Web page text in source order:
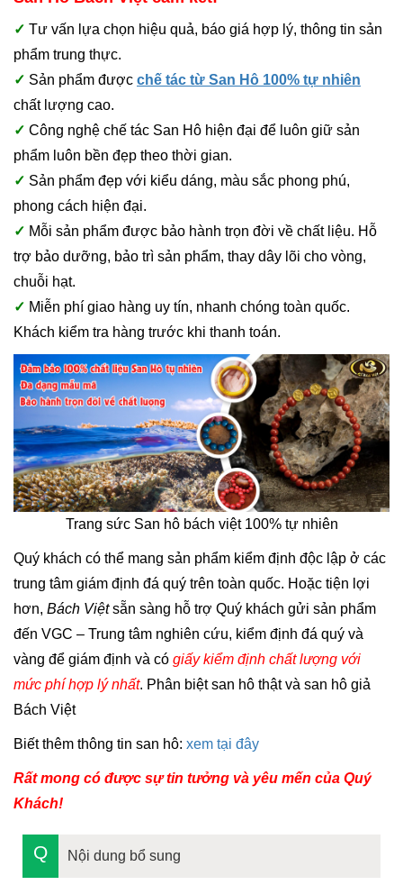
✓ Tư vấn lựa chọn hiệu quả, báo giá hợp lý, thông tin sản
phẩm trung thực.
✓ Sản phẩm được chế tác từ San Hô 100% tự nhiên
chất lượng cao.
✓ Công nghệ chế tác San Hô hiện đại để luôn giữ sản
phẩm luôn bền đẹp theo thời gian.
✓ Sản phẩm đẹp với kiểu dáng, màu sắc phong phú,
phong cách hiện đại.
✓ Mỗi sản phẩm được bảo hành trọn đời về chất liệu. Hỗ
trợ bảo dưỡng, bảo trì sản phẩm, thay dây lõi cho vòng,
chuỗi hạt.
✓ Miễn phí giao hàng uy tín, nhanh chóng toàn quốc.
Khách kiểm tra hàng trước khi thanh toán.
Trang sức San hô bách việt 100% tự nhiên
Quý khách có thể mang sản phẩm kiểm định độc lập ở các
trung tâm giám định đá quý trên toàn quốc. Hoặc tiện lợi
hơn, Bách Việtsẵn sàng hỗ trợ Quý khách gửi sản phẩm
đến VGC – Trung tâm nghiên cứu, kiểm định đá quý và
vàng để giám định và có giấy kiểm định chất lượng với
mức phí hợp lý nhất. Phân biệt san hô thật và san hô giả
Bách Việt
Biết thêm thông tin san hô: xem tại đây
Rất mong có được sự tin tưởng và yêu mến của Quý
Khách!
Nội dung bổ sung